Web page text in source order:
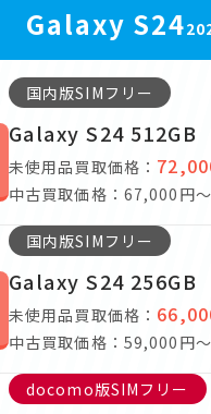
Galaxy S24
国内版SIMフリー
Galaxy S24 512GB
未使用品買取価格：
中古買取価格：67,000円
国内版SIMフリー
Galaxy S24 256GB
未使用品買取価格：
中古買取価格：59,000円
docomo版SIMフリー